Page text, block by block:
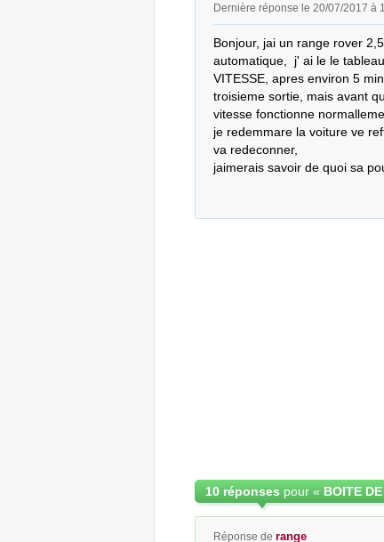
Dernière réponse le 20/07/2017 à
Bonjour, jai un range rover
automatique,  j' ai le le
VITESSE, apres environ 5
troisieme sortie, mais avant
vitesse fonctionne
je redemmare la voiture ve
va redeconner,
jaimerais savoir de quoi sa
10 réponses pour « BOITE
Réponse de range